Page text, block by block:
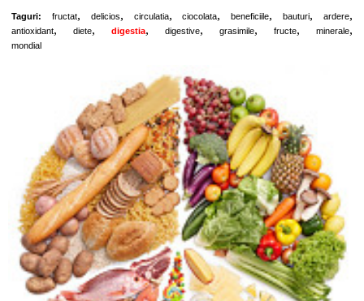
Taguri: fructat, delicios, circulatia, ciocolata, beneficiile, bauturi, ardere,
antioxidant, diete, digestia, digestive, grasimile, fructe, minerale,
mondial